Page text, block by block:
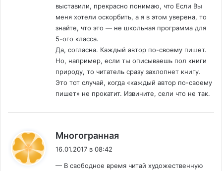
выставили, прекрасно понимаю, что Если Вы
меня хотели оскорбить, а я в этом уверена, то
знайте, что это — не школьная программа для
5-ого класса.
Да, согласна. Каждый автор по-своему пишет.
Но, например, если ты описываешь пол книги
природу, то читатель сразу захлопнет книгу.
Это тот случай, когда «каждый автор по-своему
пишет» не прокатит. Извините, сели что не так.
Многогранная
16.01.2017 в 08:42
— В свободное время читай художественную